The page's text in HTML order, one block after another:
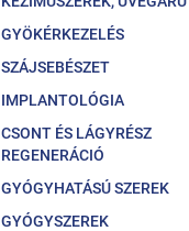
GYÖKÉRKEZELÉS
SZÁJSEBÉSZET
IMPLANTOLÓGIA
CSONT ÉS LÁGYRÉSZ
REGENERÁCIÓ
GYÓGYHATÁSÚ SZEREK
GYÓGYSZEREK